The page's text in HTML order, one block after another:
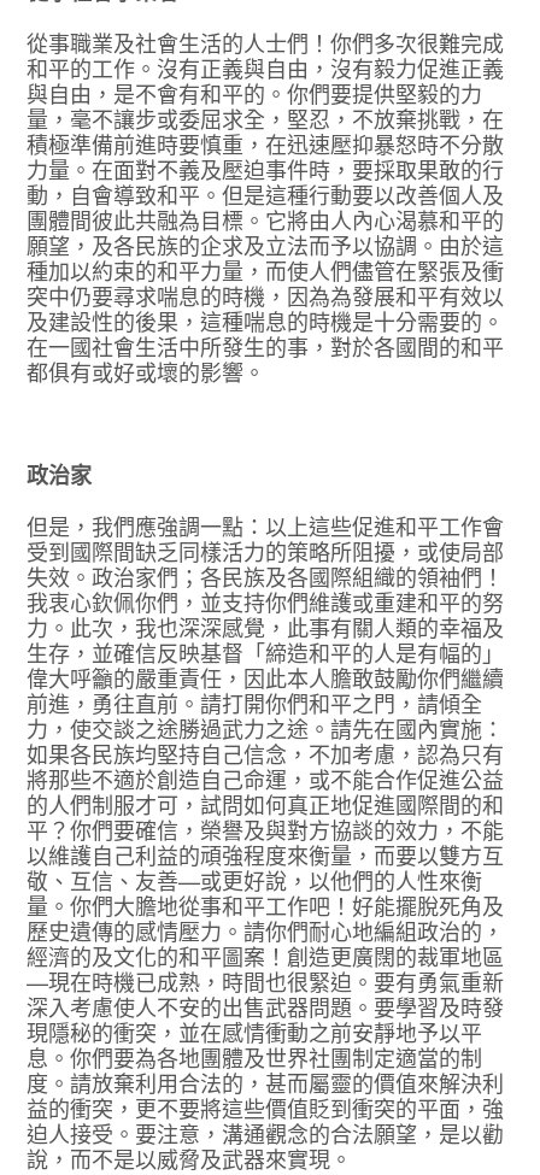
從事職業及社會生活的人士們！你們多次很難完成
和平的工作。沒有正義與自由，沒有毅力促進正義
與自由，是不會有和平的。你們要提供堅毅的力
量，毫不讓步或委屈求全，堅忍，不放棄挑戰，在
積極準備前進時要慎重，在迅速壓抑暴怒時不分散
力量。在面對不義及壓迫事件時，要採取果敢的行
動，自會導致和平。但是這種行動要以改善個人及
團體間彼此共融為目標。它將由人內心渴慕和平的
願望，及各民族的企求及立法而予以協調。由於這
種加以約束的和平力量，而使人們儘管在緊張及衝
突中仍要尋求喘息的時機，因為為發展和平有效以
及建設性的後果，這種喘息的時機是十分需要的。
在一國社會生活中所發生的事，對於各國間的和平
都俱有或好或壞的影響。
政治家
但是，我們應強調一點：以上這些促進和平工作會
受到國際間缺乏同樣活力的策略所阻擾，或使局部
失效。政治家們；各民族及各國際組織的領袖們！
我衷心欽佩你們，並支持你們維護或重建和平的努
力。此次，我也深深感覺，此事有關人類的幸福及
生存，並確信反映基督「締造和平的人是有幅的」
偉大呼籲的嚴重責任，因此本人膽敢鼓勵你們繼續
前進，勇往直前。請打開你們和平之門，請傾全
力，使交談之途勝過武力之途。請先在國內實施：
如果各民族均堅持自己信念，不加考慮，認為只有
將那些不適於創造自己命運，或不能合作促進公益
的人們制服才可，試問如何真正地促進國際間的和
平？你們要確信，榮譽及與對方協談的效力，不能
以維護自己利益的頑強程度來衡量，而要以雙方互
敬、互信、友善—或更好說，以他們的人性來衡
量。你們大膽地從事和平工作吧！好能擺脫死角及
歷史遺傳的感情壓力。請你們耐心地編組政治的，
經濟的及文化的和平圖案！創造更廣闊的裁軍地區
—現在時機已成熟，時間也很緊迫。要有勇氣重新
深入考慮使人不安的出售武器問題。要學習及時發
現隱秘的衝突，並在感情衝動之前安靜地予以平
息。你們要為各地團體及世界社團制定適當的制
度。請放棄利用合法的，甚而屬靈的價值來解決利
益的衝突，更不要將這些價值貶到衝突的平面，強
迫人接受。要注意，溝通觀念的合法願望，是以勸
說，而不是以威脅及武器來實現。